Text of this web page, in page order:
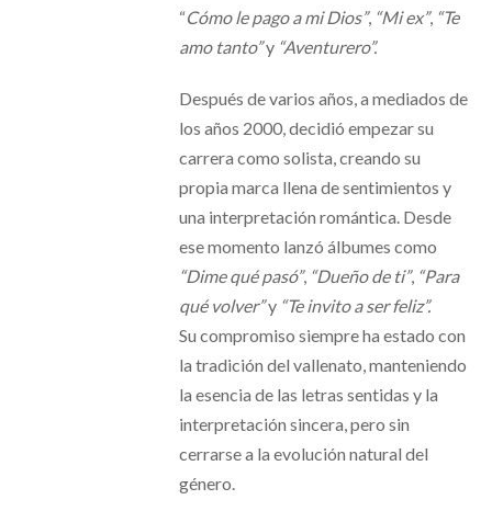
“Cómo le pago a mi Dios”, “Mi ex”, “Te
amo tanto”y “Aventurero”.
Después de varios años, a mediados de
los años 2000, decidió empezar su
carrera como solista, creando su
propia marca llena de sentimientos y
una interpretación romántica. Desde
ese momento lanzó álbumes como
“Dime qué pasó”, “Dueño de ti”, “Para
qué volver”y “Te invito a ser feliz”.
Su compromiso siempre ha estado con
la tradición del vallenato, manteniendo
la esencia de las letras sentidas y la
interpretación sincera, pero sin
cerrarse a la evolución natural del
género.